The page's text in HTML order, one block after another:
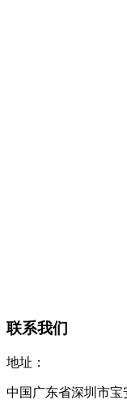
联系我们
地址：
中国广东省深圳市